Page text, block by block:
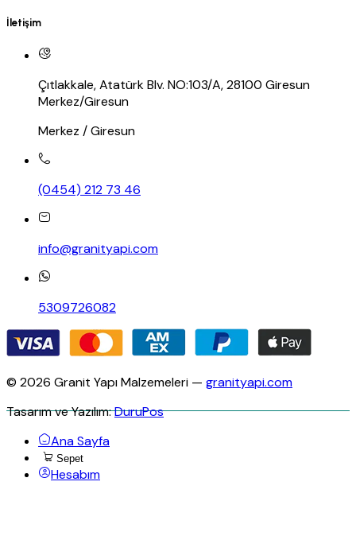
İletişim
Çıtlakkale, Atatürk Blv. NO:103/A, 28100 Giresun
Merkez/Giresun
Merkez / Giresun
(0454) 212 73 46
info@granityapi.com
5309726082
© 2026 Granit Yapı Malzemeleri — granityapi.com
Tasarım ve Yazılım:DuruPos
Ana Sayfa
Sepet
Hesabım